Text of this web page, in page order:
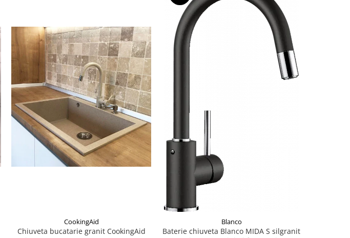
CookingAid
Chiuveta bucatarie granit CookingAid
Blanco
Baterie chiuveta Blanco MIDA S silgranit